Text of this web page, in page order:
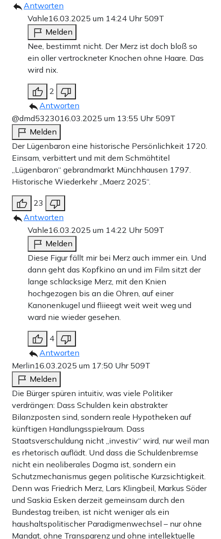
Antworten
Vahle16.03.2025 um 14:24 Uhr 509T
Melden
Nee, bestimmt nicht. Der Merz ist doch bloß so
ein oller vertrockneter Knochen ohne Haare. Das
wird nix.
2
Antworten
@dmd5323016.03.2025 um 13:55 Uhr 509T
Melden
Der Lügenbaron eine historische Persönlichkeit 1720.
Einsam, verbittert und mit dem Schmähtitel
„Lügenbaron“ gebrandmarkt Münchhausen 1797.
Historische Wiederkehr „Maerz 2025“.
23
Antworten
Vahle16.03.2025 um 14:22 Uhr 509T
Melden
Diese Figur fällt mir bei Merz auch immer ein. Und
dann geht das Kopfkino an und im Film sitzt der
lange schlacksige Merz, mit den Knien
hochgezogen bis an die Ohren, auf einer
Kanonenkugel und fliieegt weit weit weg und
ward nie wieder gesehen.
4
Antworten
Merlin16.03.2025 um 17:50 Uhr 509T
Melden
Die Bürger spüren intuitiv, was viele Politiker
verdrängen: Dass Schulden kein abstrakter
Bilanzposten sind, sondern reale Hypotheken auf
künftigen Handlungsspielraum. Dass
Staatsverschuldung nicht „investiv“ wird, nur weil man
es rhetorisch auflädt. Und dass die Schuldenbremse
nicht ein neoliberales Dogma ist, sondern ein
Schutzmechanismus gegen politische Kurzsichtigkeit.
Denn was Friedrich Merz, Lars Klingbeil, Markus Söder
und Saskia Esken derzeit gemeinsam durch den
Bundestag treiben, ist nicht weniger als ein
haushaltspolitischer Paradigmenwechsel – nur ohne
Mandat, ohne Transparenz und ohne intellektuelle